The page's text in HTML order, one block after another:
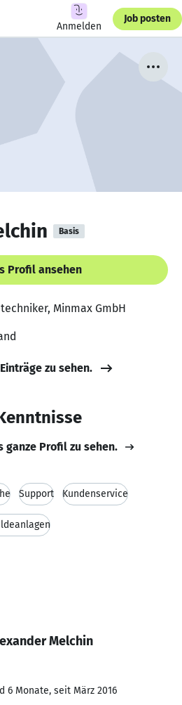
Anmelden
Job posten
Basis
Profil ansehen
Minmax GmbH
zu sehen.
ganze Profil zu sehen.
Support Kundenservice
Melchin
6 Monate, seit März 2016